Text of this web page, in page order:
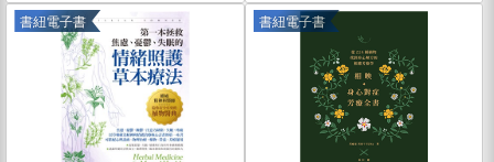
書紐電子書 書紐電子書